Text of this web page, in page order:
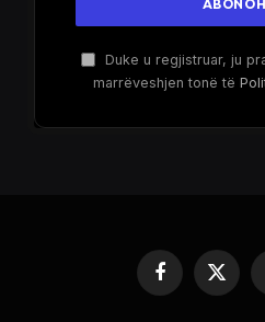
Duke u regjistruar, ju
marrëveshjen tonë të
Facebook
X